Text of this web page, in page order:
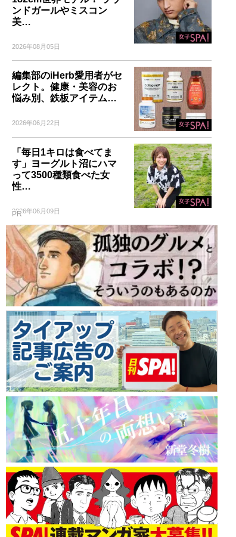
ンドガールやミスコン
美…
2026年08月05日
編集部のiHerb愛用者がセ
レクト。健康・美容のお
悩み別、鉄板アイテム…
2026年06月22日
「毎日1キロは食べてま
す」ヨーグルト沼にハマ
って3500種類食べた女
性…
2026年06月09日
PR